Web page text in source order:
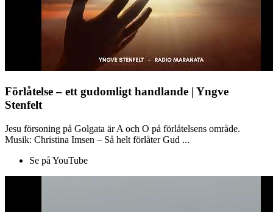
Förlåtelse – ett gudomligt handlande | Yngve
Stenfelt
Jesu försoning på Golgata är A och O på förlåtelsens område.
Musik: Christina Imsen – Så helt förlåter Gud ...
Se på YouTube